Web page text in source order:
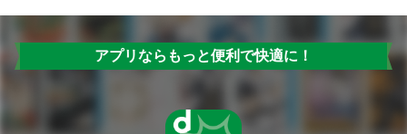
アプリならもっと便利で快適に！